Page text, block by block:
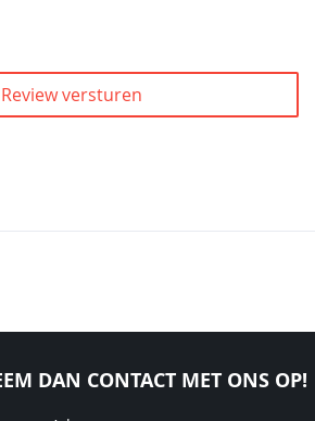
Review versturen
DAN CONTACT MET ONS OP!